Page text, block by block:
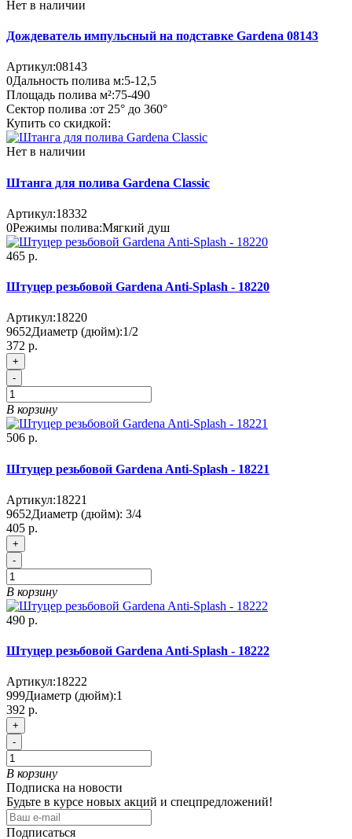
Нет в наличии
Дождеватель импульсный на подставке Gardena 08143
Артикул:08143
0Дальность полива м:5-12,5
Площадь полива м²:75-490
Сектор полива :от 25° до 360°
Купить со скидкой:
Нет в наличии
Штанга для полива Gardena Classic
Артикул:18332
0Режимы полива:Мягкий душ
465 р.
Штуцер резьбовой Gardena Anti-Splash - 18220
Артикул:18220
9652Диаметр (дюйм):1/2
372 р.
+
-
В корзину
506 р.
Штуцер резьбовой Gardena Anti-Splash - 18221
Артикул:18221
9652Диаметр (дюйм): 3/4
405 р.
+
-
В корзину
490 р.
Штуцер резьбовой Gardena Anti-Splash - 18222
Артикул:18222
999Диаметр (дюйм):1
392 р.
+
-
В корзину
Подписка на новости
Будьте в курсе новых акций и спецпредложений!
Подписаться